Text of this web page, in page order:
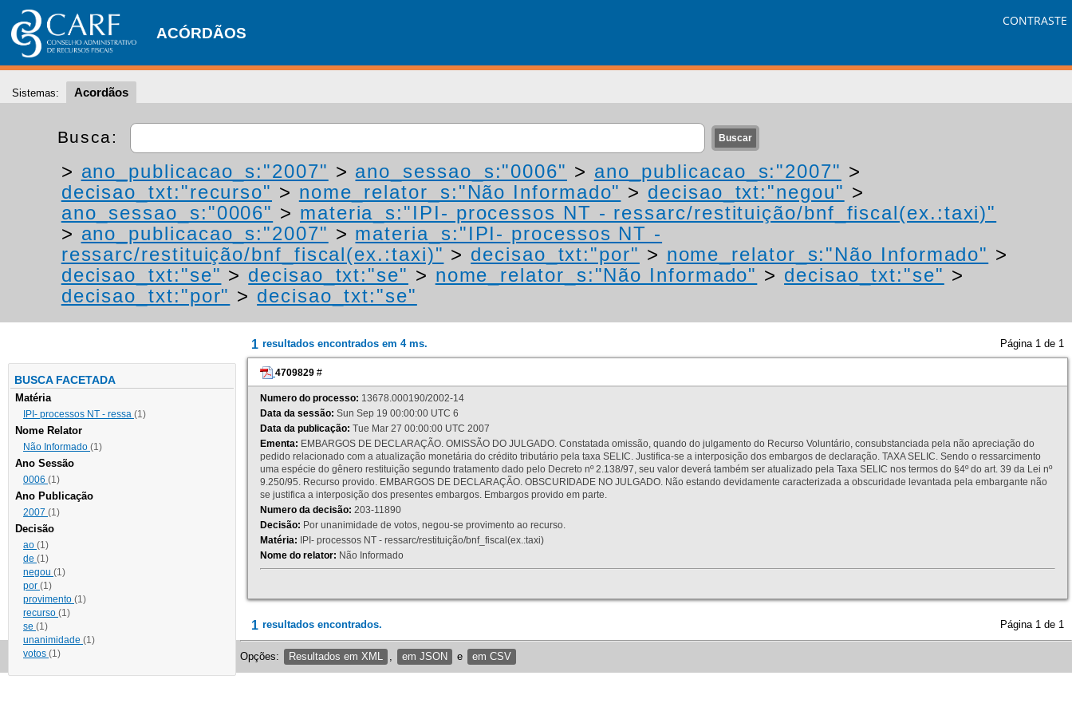
ACÓRDÃOS
CONTRASTE
Sistemas: Acordãos
Busca:
> ano_publicacao_s:"2007" > ano_sessao_s:"0006" > ano_publicacao_s:"2007" >
decisao_txt:"recurso" > nome_relator_s:"Não Informado" > decisao_txt:"negou" >
ano_sessao_s:"0006" > materia_s:"IPI- processos NT - ressarc/restituição/bnf_fiscal(ex.:taxi)"
> ano_publicacao_s:"2007" > materia_s:"IPI- processos NT -
ressarc/restituição/bnf_fiscal(ex.:taxi)" > decisao_txt:"por" > nome_relator_s:"Não Informado" >
decisao_txt:"se" > decisao_txt:"se" > nome_relator_s:"Não Informado" > decisao_txt:"se" >
decisao_txt:"por" > decisao_txt:"se"
BUSCA FACETADA
Matéria
IPI- processos NT - ressa (1)
Nome Relator
Não Informado (1)
Ano Sessão
0006 (1)
Ano Publicação
2007 (1)
Decisão
ao (1)
de (1)
negou (1)
por (1)
provimento (1)
recurso (1)
se (1)
unanimidade (1)
votos (1)
1 resultados encontrados em 4 ms. Página 1 de 1
4709829 #
Numero do processo: 13678.000190/2002-14
Data da sessão: Sun Sep 19 00:00:00 UTC 6
Data da publicação: Tue Mar 27 00:00:00 UTC 2007
Ementa: EMBARGOS DE DECLARAÇÃO. OMISSÃO DO JULGADO. Constatada omissão, quando do julgamento do Recurso Voluntário, consubstanciada pela não apreciação do
pedido relacionado com a atualização monetária do crédito tributário pela taxa SELIC. Justifica-se a interposição dos embargos de declaração. TAXA SELIC. Sendo o ressarcimento
uma espécie do gênero restituição segundo tratamento dado pelo Decreto nº 2.138/97, seu valor deverá também ser atualizado pela Taxa SELIC nos termos do §4º do art. 39 da Lei nº
9.250/95. Recurso provido. EMBARGOS DE DECLARAÇÃO. OBSCURIDADE NO JULGADO. Não estando devidamente caracterizada a obscuridade levantada pela embargante não
se justifica a interposição dos presentes embargos. Embargos provido em parte.
Numero da decisão: 203-11890
Decisão: Por unanimidade de votos, negou-se provimento ao recurso.
Matéria: IPI- processos NT - ressarc/restituição/bnf_fiscal(ex.:taxi)
Nome do relator: Não Informado
1 resultados encontrados. Página 1 de 1
Opções: Resultados em XML em JSON e em CSV